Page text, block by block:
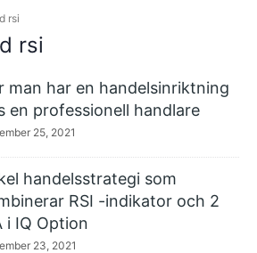
rsi
rsi
man har en handelsinriktning
en professionell handlare
25, 2021
handelsstrategi som
RSI -indikator och 2
i IQ Option
23, 2021